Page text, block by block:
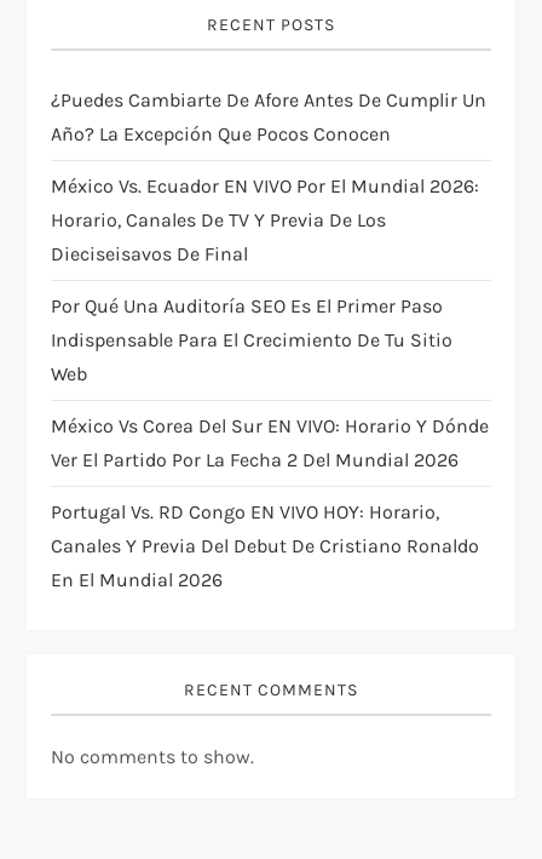
g
a
t
i
o
n
RECENT POSTS
¿Puedes Cambiarte De Afore Antes De Cumplir Un
Año? La Excepción Que Pocos Conocen
México Vs. Ecuador EN VIVO Por El Mundial 2026:
Horario, Canales De TV Y Previa De Los
Dieciseisavos De Final
Por Qué Una Auditoría SEO Es El Primer Paso
Indispensable Para El Crecimiento De Tu Sitio
Web
México Vs Corea Del Sur EN VIVO: Horario Y Dónde
Ver El Partido Por La Fecha 2 Del Mundial 2026
Portugal Vs. RD Congo EN VIVO HOY: Horario,
Canales Y Previa Del Debut De Cristiano Ronaldo
En El Mundial 2026
RECENT COMMENTS
No comments to show.